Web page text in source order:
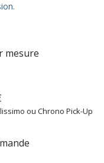
mesure
ou Chrono Pick-Up